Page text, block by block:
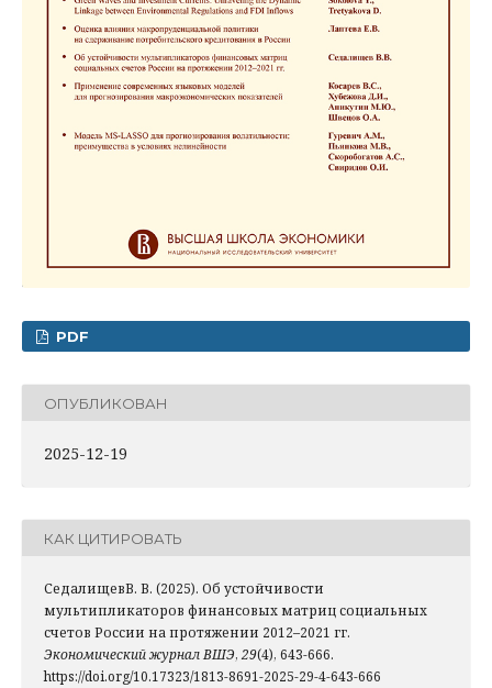
PDF
ОПУБЛИКОВАН
2025-12-19
КАК ЦИТИРОВАТЬ
СедалищевВ. В. (2025). Об устойчивости
мультипликаторов финансовых матриц социальных
счетов России на протяжении 2012–2021 гг.
Экономический журнал ВШЭ, 29(4), 643-666.
https://doi.org/10.17323/1813-8691-2025-29-4-643-666